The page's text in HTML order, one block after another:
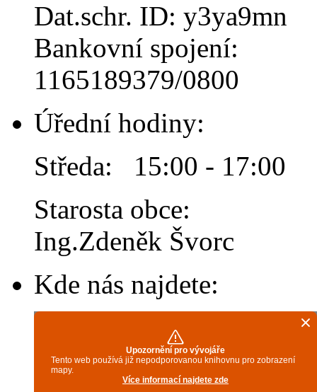
Dat.schr. ID: y3ya9mn
Bankovní spojení:
1165189379/0800
Úřední hodiny:
Středa: 15:00 - 17:00
Starosta obce:
Ing.Zdeněk Švorc
Kde nás najdete: